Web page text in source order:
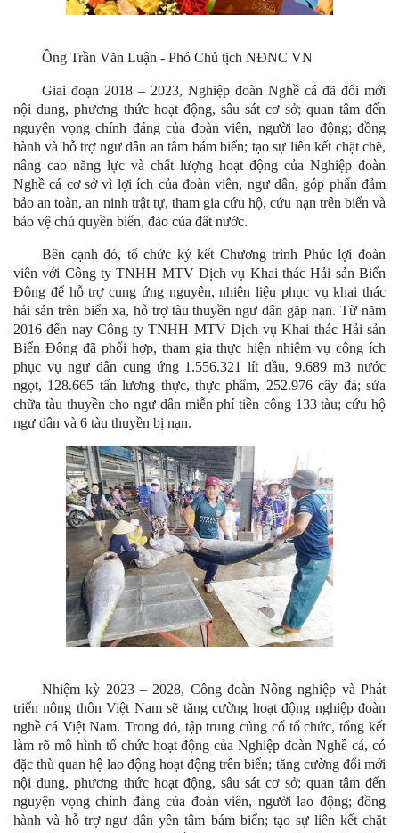
Ông Trần Văn Luận - Phó Chủ tịch NĐNC VN
Giai đoạn 2018 – 2023, Nghiệp đoàn Nghề cá đã đổi mới
nội dung, phương thức hoạt động, sâu sát cơ sở; quan tâm đến
nguyện vọng chính đáng của đoàn viên, người lao động; đồng
hành và hỗ trợ ngư dân an tâm bám biển; tạo sự liên kết chặt chẽ,
nâng cao năng lực và chất lượng hoạt động của Nghiệp đoàn
Nghề cá cơ sở vì lợi ích của đoàn viên, ngư dân, góp phẩn đảm
bảo an toàn, an ninh trật tự, tham gia cứu hộ, cứu nạn trên biển và
bảo vệ chủ quyền biển, đảo của đất nước.
Bên cạnh đó, tổ chức ký kết Chương trình Phúc lợi đoàn
viên với Công ty TNHH MTV Dịch vụ Khai thác Hải sản Biển
Đông để hỗ trợ cung ứng nguyên, nhiên liệu phục vụ khai thác
hải sản trên biển xa, hỗ trợ tàu thuyền ngư dân gặp nạn. Từ năm
2016 đến nay Công ty TNHH MTV Dịch vụ Khai thác Hải sản
Biển Đông đã phối hợp, tham gia thực hiện nhiệm vụ công ích
phục vụ ngư dân cung ứng 1.556.321 lít dầu, 9.689 m3 nước
ngọt, 128.665 tấn lương thực, thực phẩm, 252.976 cây đá; sửa
chữa tàu thuyền cho ngư dân miễn phí tiền công 133 tàu; cứu hộ
ngư dân và 6 tàu thuyền bị nạn.
Nhiệm kỳ 2023 – 2028, Công đoàn Nông nghiệp và Phát
triển nông thôn Việt Nam sẽ tăng cường hoạt động nghiệp đoàn
nghề cá Việt Nam. Trong đó, tập trung củng cố tổ chức, tổng kết
làm rõ mô hình tổ chức hoạt động của Nghiệp đoàn Nghề cá, có
đặc thù quan hệ lao động hoạt động trên biển; tăng cường đổi mới
nội dung, phương thức hoạt động, sâu sát cơ sở; quan tâm đến
nguyện vọng chính đáng của đoàn viên, người lao động; đồng
hành và hỗ trợ ngư dân yên tâm bám biển; tạo sự liên kết chặt